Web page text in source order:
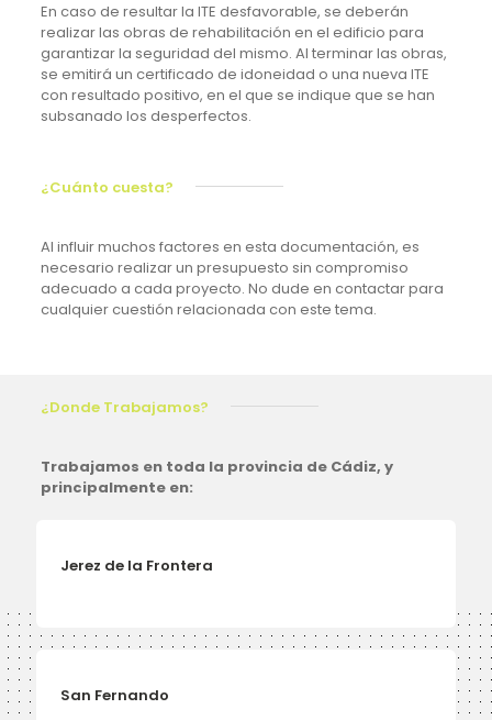
En caso de resultar la ITE desfavorable, se deberán
realizar las obras de rehabilitación en el edificio para
garantizar la seguridad del mismo. Al terminar las obras,
se emitirá un certificado de idoneidad o una nueva ITE
con resultado positivo, en el que se indique que se han
subsanado los desperfectos.
¿Cuánto cuesta?
Al influir muchos factores en esta documentación, es
necesario realizar un presupuesto sin compromiso
adecuado a cada proyecto. No dude en contactar para
cualquier cuestión relacionada con este tema.
¿Donde Trabajamos?
Trabajamos en toda la provincia de Cádiz, y
principalmente en:
Jerez de la Frontera
San Fernando